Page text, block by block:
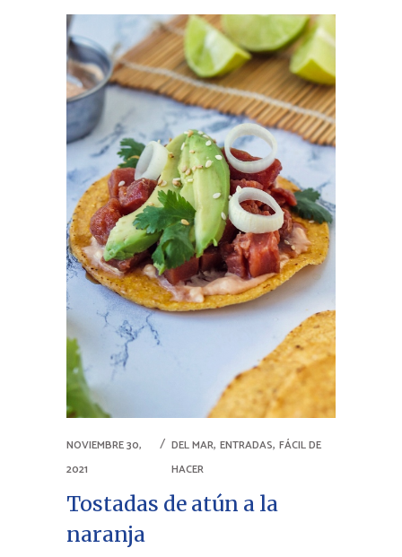
NOVIEMBRE 30,
2021
DEL MAR, ENTRADAS, FÁCIL DE
HACER
Tostadas de atún a la
naranja